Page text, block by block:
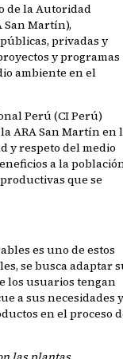
de la Autoridad
San Martín),
privadas y
y programas
ambiente en el
Perú (CI Perú)
ARA San Martín en
y respeto del medio
a la
que se
es uno de estos
se busca adaptar
los usuarios tengan
a sus necesidades y
en el proceso